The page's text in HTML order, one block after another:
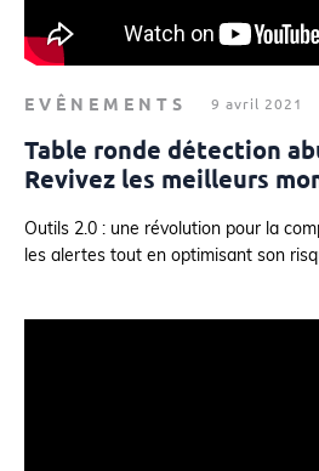
EVÊNEMENTS 9 avril 2021
Table ronde détection
Revivez les meilleurs
Outils 2.0 : une révolution pour la
les alertes tout en optimisant son